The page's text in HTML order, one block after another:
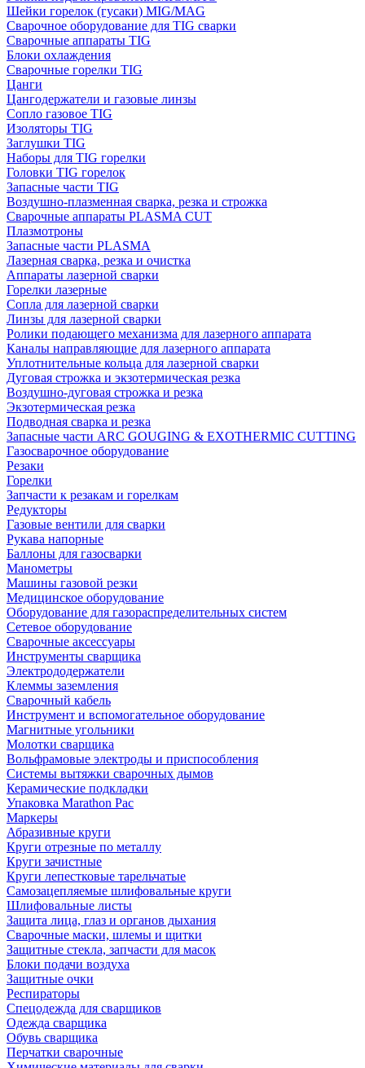
Шейки горелок (гусаки) MIG/MAG
Сварочное оборудование для TIG сварки
Сварочные аппараты TIG
Блоки охлаждения
Сварочные горелки TIG
Цанги
Цангодержатели и газовые линзы
Сопло газовое TIG
Изоляторы TIG
Заглушки TIG
Наборы для TIG горелки
Головки TIG горелок
Запасные части TIG
Воздушно-плазменная сварка, резка и строжка
Сварочные аппараты PLASMA CUT
Плазмотроны
Запасные части PLASMA
Лазерная сварка, резка и очистка
Аппараты лазерной сварки
Горелки лазерные
Сопла для лазерной сварки
Линзы для лазерной сварки
Ролики подающего механизма для лазерного аппарата
Каналы направляющие для лазерного аппарата
Уплотнительные кольца для лазерной сварки
Дуговая строжка и экзотермическая резка
Воздушно-дуговая строжка и резка
Экзотермическая резка
Подводная сварка и резка
Запасные части ARC GOUGING & EXOTHERMIC CUTTING
Газосварочное оборудование
Резаки
Горелки
Запчасти к резакам и горелкам
Редукторы
Газовые вентили для сварки
Рукава напорные
Баллоны для газосварки
Манометры
Машины газовой резки
Медицинское оборудование
Оборудование для газораспределительных систем
Сетевое оборудование
Сварочные аксессуары
Инструменты сварщика
Электрододержатели
Клеммы заземления
Сварочный кабель
Инструмент и вспомогательное оборудование
Магнитные угольники
Молотки сварщика
Вольфрамовые электроды и приспособления
Системы вытяжки сварочных дымов
Керамические подкладки
Упаковка Marathon Pac
Маркеры
Абразивные круги
Круги отрезные по металлу
Круги зачистные
Круги лепестковые тарельчатые
Самозацепляемые шлифовальные круги
Шлифовальные листы
Защита лица, глаз и органов дыхания
Сварочные маски, шлемы и щитки
Защитные стекла, запчасти для масок
Блоки подачи воздуха
Защитные очки
Респираторы
Спецодежда для сварщиков
Одежда сварщика
Обувь сварщика
Перчатки сварочные